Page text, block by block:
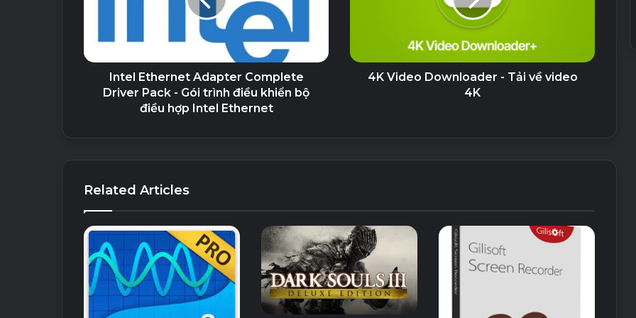
Intel Ethernet Adapter Complete
Driver Pack - Gói trình điều khiển bộ
điều hợp Intel Ethernet
4K Video Downloader - Tải về video
4K
Related Articles